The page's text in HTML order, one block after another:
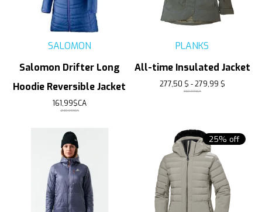
SALOMON
Salomon Drifter Long
Hoodie Reversible Jacket
161,99$CA
269,99$CA
PLANKS
All-time Insulated Jacket
277,50 $ - 279,99 $
369,99$CA
25% off